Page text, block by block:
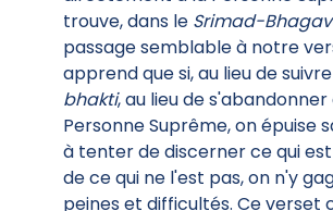
trouve, dans le Srimad-
passage semblable à notre
apprend que si, au lieu de
bhakti, au lieu de s'abandonner
Personne Suprême, on épuise
à tenter de discerner ce qui
de ce qui ne l'est pas, on n'y
peines et difficultés. Ce verset